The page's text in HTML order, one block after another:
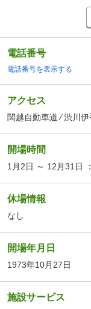
電話番号
電話番号を表示する
アクセス
関越自動車道 ⁄ 渋川
開場時間
1月2日 ～ 12月31日
休場情報
なし
開場年月日
1973年10月27日
施設サービス